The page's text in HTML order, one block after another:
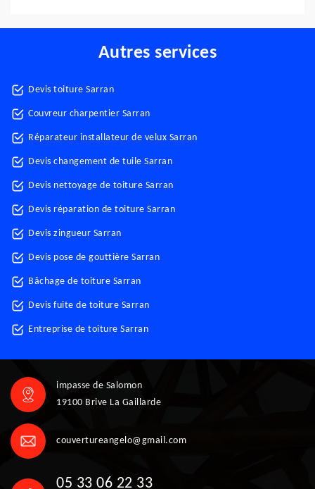
Autres services
Devis toiture Sarran
Couvreur charpentier Sarran
Réparateur installateur de velux Sarran
Devis changement de tuile Sarran
Devis nettoyage de toiture Sarran
Devis réparation de toiture Sarran
Devis zingueur Sarran
Devis pose de gouttière Sarran
Bâchage de toiture Sarran
Devis fuite de toiture Sarran
Entreprise de toiture Sarran
impasse de Salomon
19100 Brive La Gaillarde
couvertureangelo@gmail.com
05 33 06 22 33